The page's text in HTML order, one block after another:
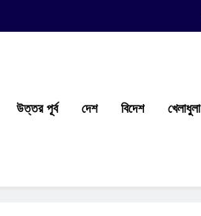
উত্তর পূর্ব দেশ বিদেশ খেলাধুলা